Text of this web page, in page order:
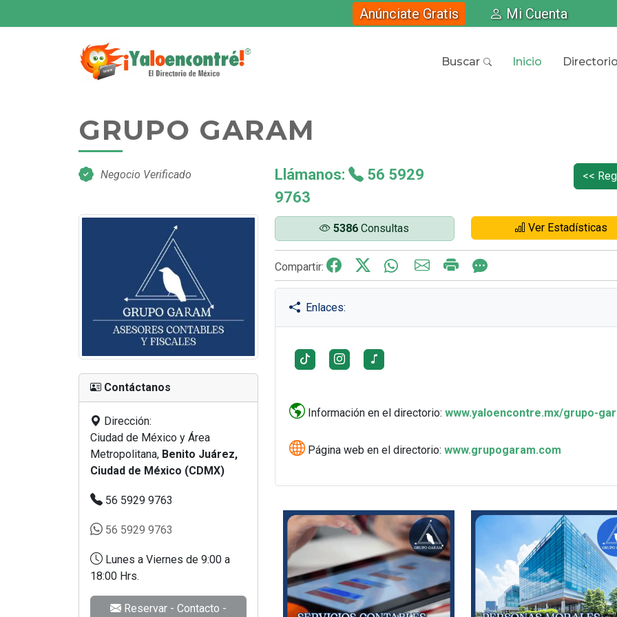
Anúnciate Gratis Mi Cuenta
Buscar Inicio
GRUPO GARAM
Negocio Verificado Llámanos:
56 5929
9763
<<
Contáctanos
Dirección:
Ciudad de México y Área
Metropolitana, Benito Juárez,
Ciudad de México (CDMX)
56 5929 9763
56 5929 9763
Lunes a Viernes de 9:00 a
18:00 Hrs.
Reservar - Contacto -
5386 Consultas Ver Estadísticas
Compartir:
Enlaces:
Información en el directorio: www.yaloencontre.mx/grupo-
Página web en el directorio: www.grupogaram.com